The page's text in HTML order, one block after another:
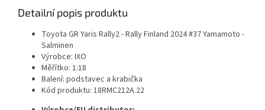
Detailní popis produktu
Toyota GR Yaris Rally2 - Rally Finland 2024 #37 Yamamoto -
Salminen
Výrobce: IXO
Měřítko: 1:18
Balení: podstavec a krabička
Kód produktu: 18RMC212A.22